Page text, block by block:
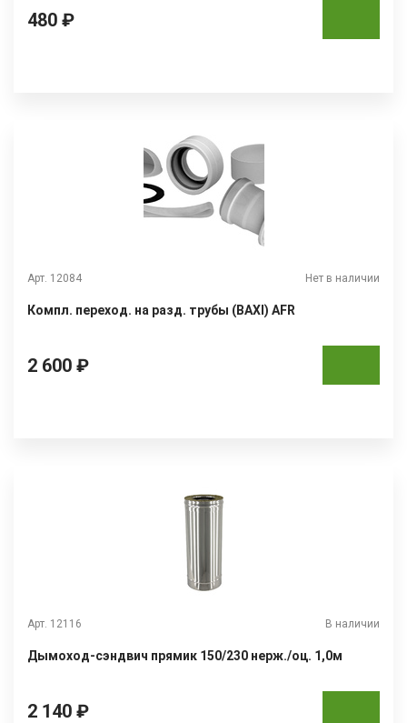
480 ₽
Арт. 12084 Нет в наличии
Компл. переход. на разд. трубы (BAXI) AFR
2 600 ₽
Арт. 12116 В наличии
Дымоход-сэндвич прямик 150/230 нерж./оц. 1,0м
2 140 ₽